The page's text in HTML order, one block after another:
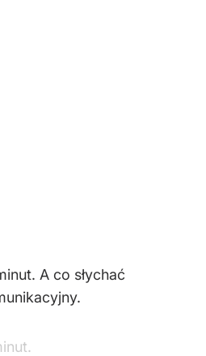
A co słychać